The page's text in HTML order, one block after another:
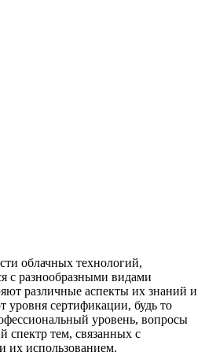
облачных технологий,
с разнообразными видами
различные аспекты их знаний и
уровня сертификации, будь то
уровень, вопросы
спектр тем, связанных с
их использованием.